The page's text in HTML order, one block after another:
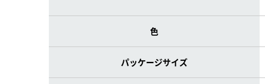
色
パッケージサイズ